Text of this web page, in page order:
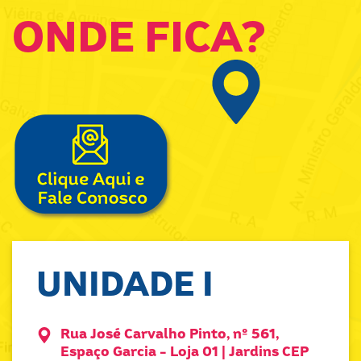
ONDE FICA?
UNIDADE I
Rua José Carvalho Pinto, nº 561,
Espaço Garcia - Loja 01 | Jardins CEP